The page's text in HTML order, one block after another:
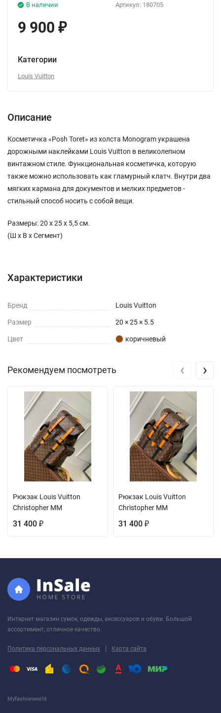
Артикул: 180705
В наличии
9 900 ₽
Категории
Louis Vuitton
Описание
Косметичка «Posh Toret» из холста Monogram украшена
дорожными наклейками Louis Vuitton в великолепном
винтажном стиле. Функциональная косметичка, которую
также можно использовать как гламурный клатч. Внутри два
мягких кармана для документов и мелких предметов -
стильный способ носить с собой вещи.
Размеры: 20 x 25 x 5,5 см.
(Ш х В х Сегмент)
Характеристики
Бренд Louis Vuitton
Размер 20 × 25 × 5.5
Цвет коричневый
Рекомендуем посмотреть
Рюкзак Louis Vuitton
Christopher MM
31 400 ₽
Рюкзак Louis Vuitton
Christopher MM
31 400 ₽
‹ ›
Интернет магазин сумок, одежды, аксессуаров и обуви. Большой
ассортимент, отличное качество.
Политика персональных данных | Карта сайта
Myfashionworld